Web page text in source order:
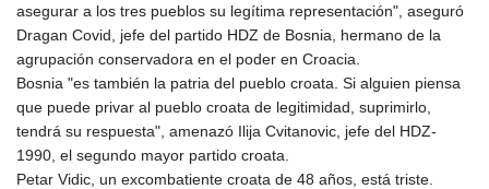
asegurar a los tres pueblos su legítima representación", aseguró
Dragan Covid, jefe del partido HDZ de Bosnia, hermano de la
agrupación conservadora en el poder en Croacia.
Bosnia "es también la patria del pueblo croata. Si alguien piensa
que puede privar al pueblo croata de legitimidad, suprimirlo,
tendrá su respuesta", amenazó Ilija Cvitanovic, jefe del HDZ-
1990, el segundo mayor partido croata.
Petar Vidic, un excombatiente croata de 48 años, está triste.